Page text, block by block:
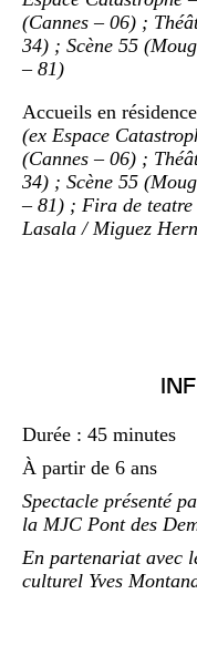
(Cannes – 06) ;
34) ; Scène 55
– 81)
Accueils en résidence
(ex Espace
(Cannes – 06) ;
34) ; Scène 55
– 81) ; Fira de
Lasala / Miguez
Durée : 45 minutes
À partir de 6 ans
Spectacle présenté
la MJC Pont des
En partenariat avec
culturel Yves